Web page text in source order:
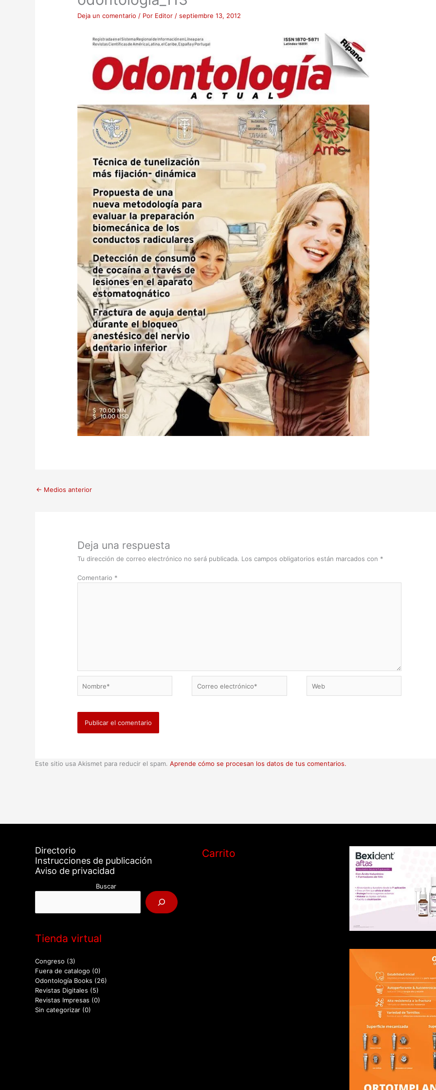
Deja un comentario / Por Editor / septiembre 13, 2012
← Medios anterior
Deja una respuesta
Tu dirección de correo electrónico no será publicada. Los campos obligatorios están marcados con *
Comentario *
electrónico*
Este sitio usa Akismet para reducir el spam. Aprende cómo se procesan los datos de tus comentarios.
Directorio
Instrucciones de publicación
Aviso de privacidad
Buscar
Tienda virtual
Congreso (3)
Fuera de catalogo (0)
Odontología Books (26)
Revistas Digitales (5)
Revistas Impresas (0)
Sin categorizar (0)
Carrito